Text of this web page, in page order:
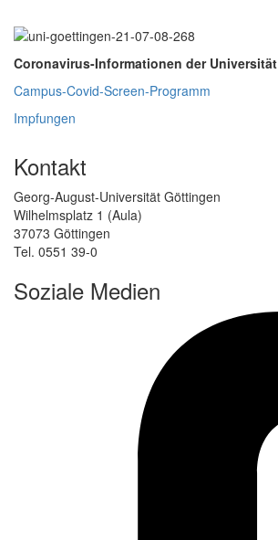
Coronavirus-Informationen der Universität
Campus-Covid-Screen-Programm
Impfungen
Kontakt
Georg-August-Universität Göttingen
Wilhelmsplatz 1 (Aula)
37073 Göttingen
Tel. 0551 39-0
Soziale Medien